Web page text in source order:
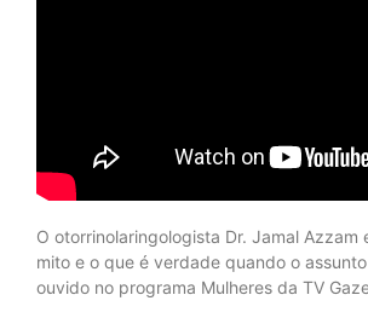
O otorrinolaringologista Dr. Jamal Azzam
mito e o que é verdade quando o
ouvido no programa Mulheres da TV